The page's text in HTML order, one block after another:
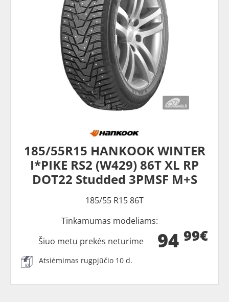
185/55R15 HANKOOK WINTER
I*PIKE RS2 (W429) 86T XL RP
DOT22 Studded 3PMSF M+S
185/55 R15 86T
Tinkamumas modeliams:
94 99€
Šiuo metu prekės neturime
Atsiėmimas rugpjūčio 10 d.